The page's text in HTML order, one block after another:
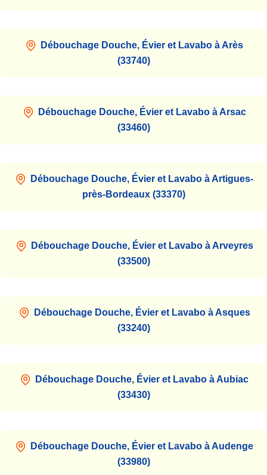
Débouchage Douche, Évier et Lavabo à Arès
(33740)
Débouchage Douche, Évier et Lavabo à Arsac
(33460)
Débouchage Douche, Évier et Lavabo à Artigues-
près-Bordeaux (33370)
Débouchage Douche, Évier et Lavabo à Arveyres
(33500)
Débouchage Douche, Évier et Lavabo à Asques
(33240)
Débouchage Douche, Évier et Lavabo à Aubiac
(33430)
Débouchage Douche, Évier et Lavabo à Audenge
(33980)